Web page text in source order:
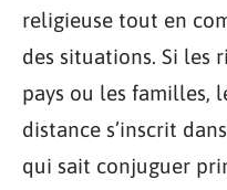
religieuse tout en
des situations. Si les
pays ou les familles,
distance s’inscrit
qui sait conjuguer